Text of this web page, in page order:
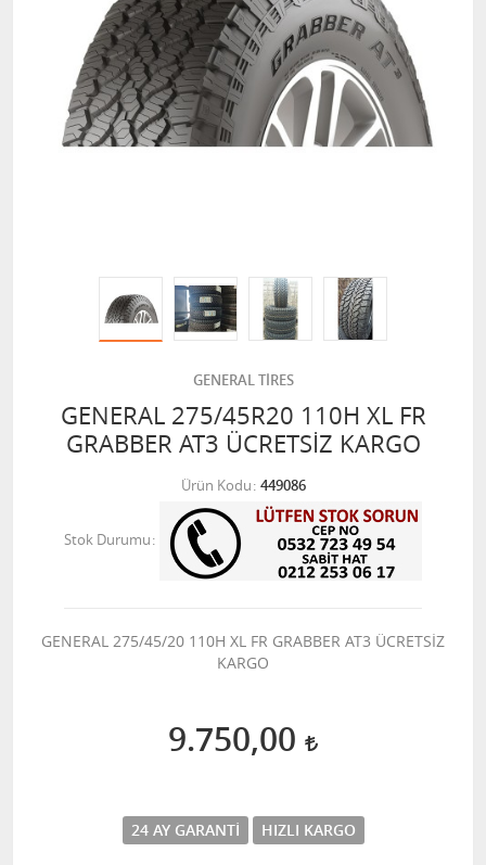
GENERAL TİRES
GENERAL 275/45R20 110H XL FR
GRABBER AT3 ÜCRETSİZ KARGO
Ürün Kodu 449086
Stok Durumu
GENERAL 275/45/20 110H XL FR GRABBER AT3 ÜCRETSİZ
KARGO
9.750,00
24 AY GARANTI HIZLI KARGO